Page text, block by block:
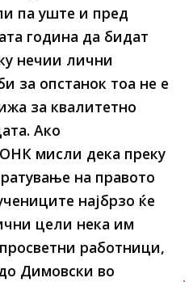
па уште и пред
година да бидат
нечии лични
за опстанок тоа не е
за квалитетно
Ако
мисли дека преку
на правото
најбрзо ќе
цели нека им
работници,
Димовски во